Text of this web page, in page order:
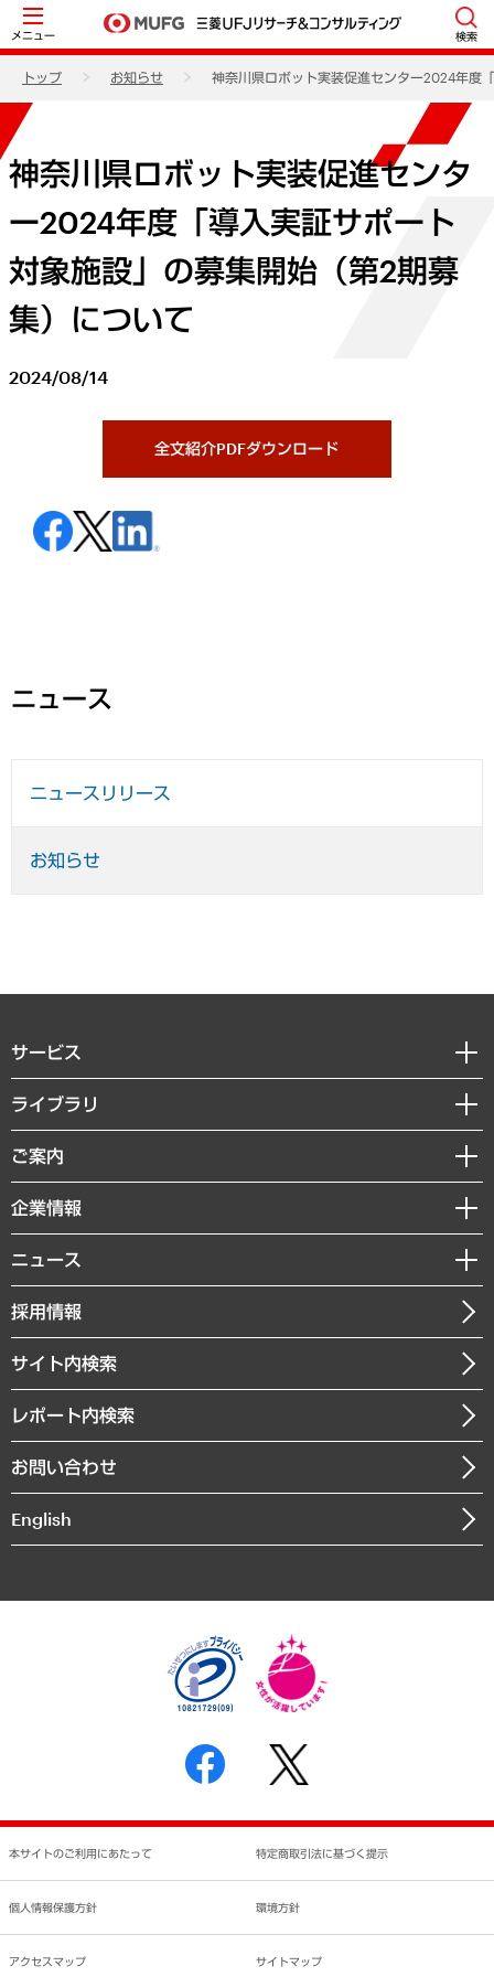
メニュー 検索
トップ お知らせ 神奈川県ロボット実装促進センター2024年度
神奈川県ロボット実装促進センタ
ー2024年度「導入実証サポート
対象施設」の募集開始（第2期募
集）について
2024/08/14
全文紹介PDFダウンロード
ニュース
ニュースリリース
お知らせ
サービス
経営戦略
組織・人事戦略
デジタルイノベーション
共生・ダイバーシティ
GRC（ガバナンス・リスク・コンプライアンス）・防災（政策）
経済・産業・雇用・労働
まちづくり・観光・交通・スポーツ・スマートシティ
自然資源・農林水産業・食料システム
ライブラリ
経済調査
レポート
コラム
経営用語集
受託・受注実績（官公庁関連）
メディア掲載・出演
ご案内
セミナー・イベント情報
MUFGビジネスセミナー
受託案件情報
企業情報
私たちの想い
社長メッセージ
会社概要
沿革
組織図・本部部室紹介
インドネシア現地法人
個人情報保護方針
反社会的勢力に対する基本方針
書面による個人情報の開示等の請求の手続きについて
ニュース
ニュースリリース
お知らせ
採用情報
サイト内検索
レポート内検索
お問い合わせ
English
本サイトのご利用にあたって 特定商取引法に基づく提示
個人情報保護方針 環境方針
アクセスマップ サイトマップ